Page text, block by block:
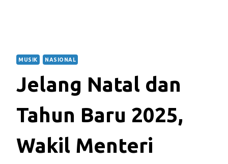
MUSIK NASIONAL
Jelang Natal dan
Tahun Baru 2025,
Wakil Menteri